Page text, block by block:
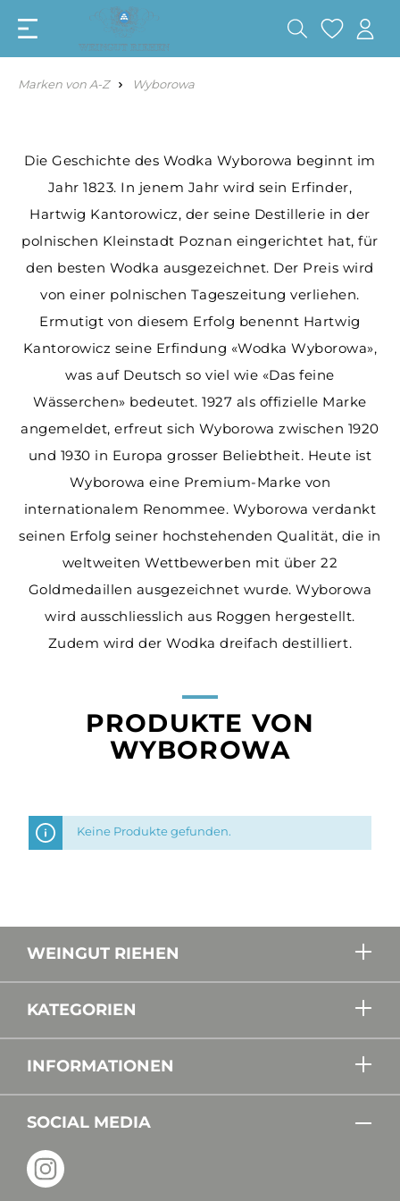
Marken von A-Z Wyborowa
Die Geschichte des Wodka Wyborowa beginnt im
Jahr 1823. In jenem Jahr wird sein Erfinder,
Hartwig Kantorowicz, der seine Destillerie in der
polnischen Kleinstadt Poznan eingerichtet hat, für
den besten Wodka ausgezeichnet. Der Preis wird
von einer polnischen Tageszeitung verliehen.
Ermutigt von diesem Erfolg benennt Hartwig
Kantorowicz seine Erfindung «Wodka Wyborowa»,
was auf Deutsch so viel wie «Das feine
Wässerchen» bedeutet. 1927 als offizielle Marke
angemeldet, erfreut sich Wyborowa zwischen 1920
und 1930 in Europa grosser Beliebtheit. Heute ist
Wyborowa eine Premium-Marke von
internationalem Renommee. Wyborowa verdankt
seinen Erfolg seiner hochstehenden Qualität, die in
weltweiten Wettbewerben mit über 22
Goldmedaillen ausgezeichnet wurde. Wyborowa
wird ausschliesslich aus Roggen hergestellt.
Zudem wird der Wodka dreifach destilliert.
PRODUKTE VON
WYBOROWA
Keine Produkte gefunden.
WEINGUT RIEHEN
KATEGORIEN
INFORMATIONEN
SOCIAL MEDIA